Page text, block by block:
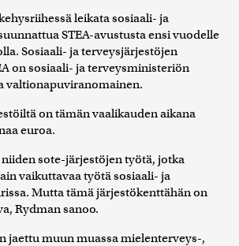
leikata sosiaali- ja
STEA-avustusta ensi vuodelle
Sosiaali- ja terveysjärjestöjen
on sosiaali- ja terveysministeriön
valtionapuviranomainen.
on tämän vaalikauden aikana
euroa.
sote-järjestöjen työtä, jotka
vaikuttavaa työtä sosiaali- ja
Mutta tämä järjestökenttähän on
Rydman sanoo.
jaettu muun muassa mielenterveys-,